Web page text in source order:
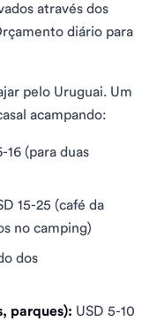
através dos
diário para
pelo Uruguai. Um
acampando:
16 (para duas
15-25 (café da
no camping)
dos
parques): USD 5-10